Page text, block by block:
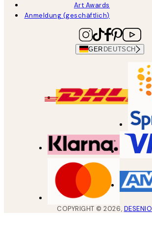
Art Awards
Anmeldung (geschäftlich)
GER DEUTSCH
COPYRIGHT ©2026, DESENIO